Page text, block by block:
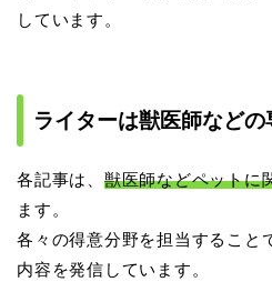
しています。
ライターは獣医師などの
各記事は、 獣医師などペットに
ます。
各々の得意分野を担当すること
内容を発信しています。